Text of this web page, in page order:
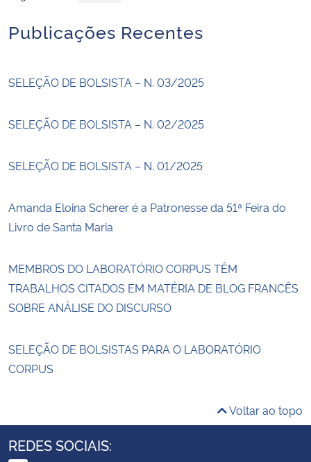
Publicações Recentes
SELEÇÃO DE BOLSISTA – N. 03/2025
SELEÇÃO DE BOLSISTA – N. 02/2025
SELEÇÃO DE BOLSISTA – N. 01/2025
Amanda Eloina Scherer é a Patronesse da 51ª Feira do
Livro de Santa Maria
MEMBROS DO LABORATÓRIO CORPUS TÊM
TRABALHOS CITADOS EM MATÉRIA DE BLOG FRANCÊS
SOBRE ANÁLISE DO DISCURSO
SELEÇÃO DE BOLSISTAS PARA O LABORATÓRIO
CORPUS
Voltar ao topo
REDES SOCIAIS: